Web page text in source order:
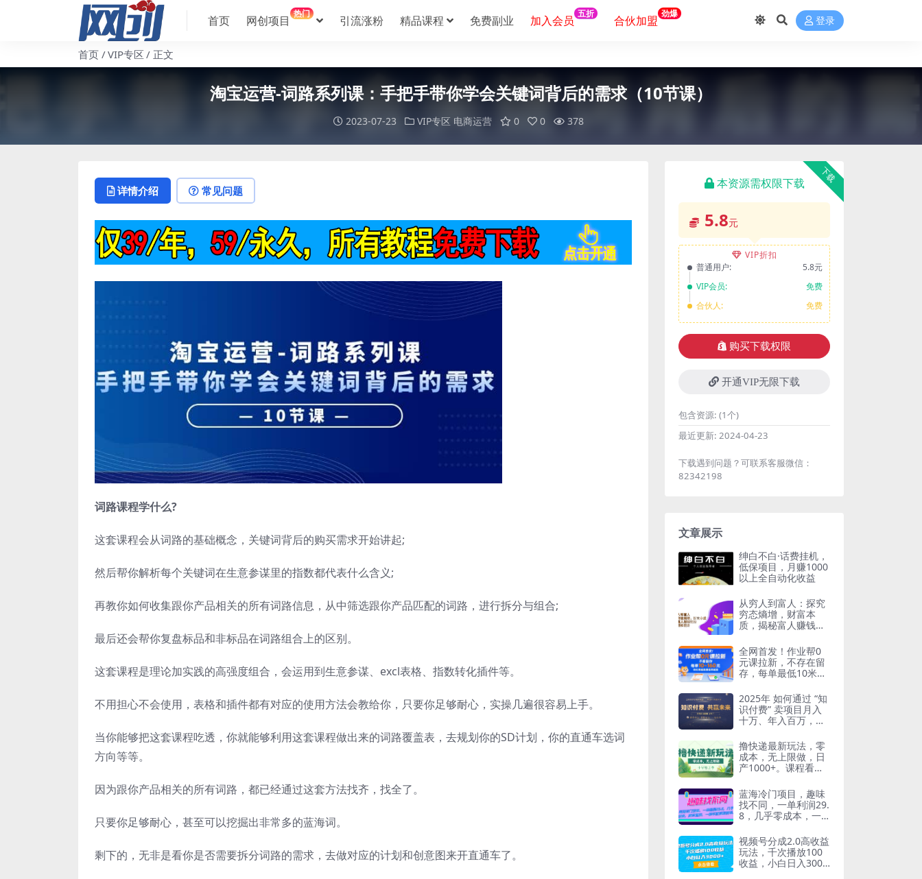
首页 网创项目 热门 引流涨粉 精品课程 免费副业 加入会员 五折 合伙加盟 劲爆
登录
首页 VIP专区 正文
淘宝运营-词路系列课：手把手带你学会关键词背后的需求（10节课）
2023-07-23 VIP专区 电商运营 0 0 378
详情介绍 常见问题
词路课程学什么?
这套课程会从词路的基础概念，关键词背后的购买需求开始讲起;
然后帮你解析每个关键词在生意参谋里的指数都代表什么含义;
再教你如何收集跟你产品相关的所有词路信息，从中筛选跟你产品匹配的词路，进行拆分与组合;
最后还会帮你复盘标品和非标品在词路组合上的区别。
这套课程是理论加实践的高强度组合，会运用到生意参谋、excl表格、指数转化插件等。
不用担心不会使用，表格和插件都有对应的使用方法会教给你，只要你足够耐心，实操几遍很容易上手。
当你能够把这套课程吃透，你就能够利用这套课程做出来的词路覆盖表，去规划你的SD计划，你的直通车选词
方向等等。
因为跟你产品相关的所有词路，都已经通过这套方法找齐，找全了。
只要你足够耐心，甚至可以挖掘出非常多的蓝海词。
剩下的，无非是看你是否需要拆分词路的需求，去做对应的计划和创意图来开直通车了。
下载
本资源需权限下载
5.8元
VIP折扣
普通用户:
5.8元
VIP会员:
免费
合伙人:
免费
购买下载权限
开通VIP无限下载
包含资源: (1个)
最近更新: 2024-04-23
下载遇到问题？可联系客服微信：
82342198
文章展示
绅白不白·话费挂机，
低保项目，月赚1000
以上全自动化收益
从穷人到富人：探究
穷态熵增，财富本
质，揭秘富人赚钱秘
全网首发！作业帮0
元课拉新，不存在留
存，每单最低10米，
高
2025年 如何通过 “知
识付费” 卖项目月入
十万、年入百万，布
撸快递最新玩法，零
成本，无上限做，日
产1000+。课程看完
蓝海冷门项目，趣味
找不同，一单利润29.
8，几乎零成本，一
视频号分成2.0高收益
玩法，千次播放100
收益，小白日入3000